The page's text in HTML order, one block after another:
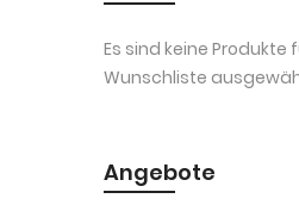
Es sind keine Produkte
Wunschliste
Angebote